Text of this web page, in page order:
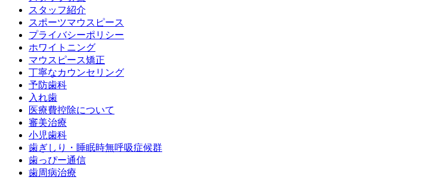
スタッフ紹介
スポーツマウスピース
プライバシーポリシー
ホワイトニング
マウスピース矯正
丁寧なカウンセリング
予防歯科
入れ歯
医療費控除について
審美治療
小児歯科
歯ぎしり・睡眠時無呼吸症候群
歯っぴー通信
歯周病治療